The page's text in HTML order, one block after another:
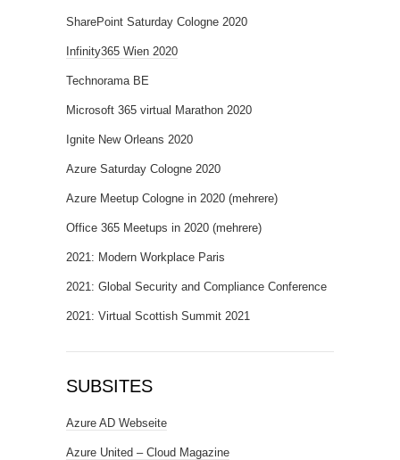
SharePoint Saturday Cologne 2020
Infinity365 Wien 2020
Technorama BE
Microsoft 365 virtual Marathon 2020
Ignite New Orleans 2020
Azure Saturday Cologne 2020
Azure Meetup Cologne in 2020 (mehrere)
Office 365 Meetups in 2020 (mehrere)
2021: Modern Workplace Paris
2021: Global Security and Compliance Conference
2021: Virtual Scottish Summit 2021
SUBSITES
Azure AD Webseite
Azure United – Cloud Magazine